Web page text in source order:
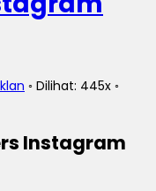
◦ Dilihat: 445x ◦
Instagram